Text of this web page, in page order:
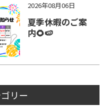
2026年08月06日
夏季休暇のご案
内🌻🍉
リー